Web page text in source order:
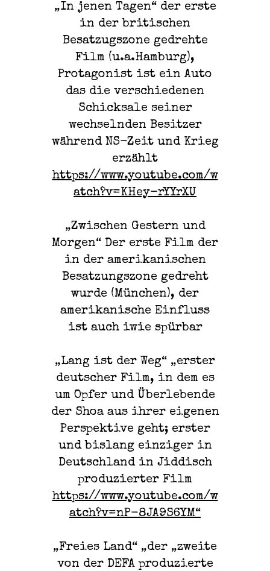
„In jenen Tagen“ der erste
in der britischen
Besatzugszone gedrehte
Film (u.a.Hamburg),
Protagonist ist ein Auto
das die verschiedenen
Schicksale seiner
wechselnden Besitzer
während NS-Zeit und Krieg
erzählt
https://www.youtube.com/w
atch?v=KHey-rYYrXU
„Zwischen Gestern und
Morgen“ Der erste Film der
in der amerikanischen
Besatzungszone gedreht
wurde (München), der
amerikanische Einfluss
ist auch iwie spürbar
„Lang ist der Weg“ „erster
deutscher Film, in dem es
um Opfer und Überlebende
der Shoa aus ihrer eigenen
Perspektive geht; erster
und bislang einziger in
Deutschland in Jiddisch
produzierter Film
https://www.youtube.com/w
atch?v=nP-8JA9S6YM“
„Freies Land“ „der „zweite
von der DEFA produzierte